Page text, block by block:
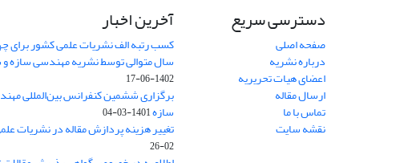
دسترسی سریع
صفحه اصلی
درباره نشریه
اعضای هیات تحریریه
ارسال مقاله
تماس با ما
نقشه سایت
آخرین اخبار
کسب رتبه الف نشریات علمی کشور برای
سال متوالی توسط نشریه مهندسی سازه
1402-06-17
برگزاری ششمین کنفرانس بین‌المللی
سازه1401-03-04
تغییر هزینه پردازش مقاله در نشریات
02-26